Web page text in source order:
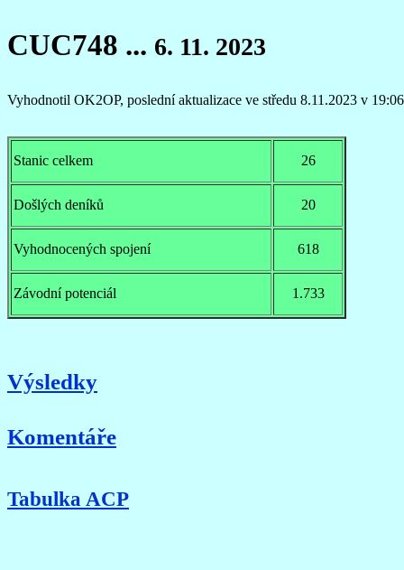
CUC748 ... 6. 11. 2023
Vyhodnotil OK2OP, poslední aktualizace ve středu 8.11.2023 v 19:06
Stanic celkem 26
Došlých deníků 20
Vyhodnocených spojení 618
Závodní potenciál 1.733
Výsledky
Komentáře
Tabulka ACP